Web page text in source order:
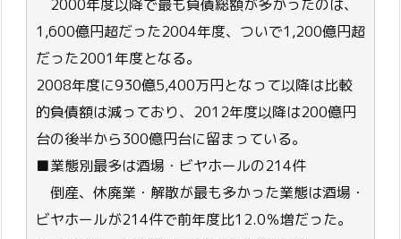
2000年度以降で最も負債総額が多かったのは、
1,600億円超だった2004年度、ついで1,200億円超
だった2001年度となる。
2008年度に930億5,400万円となって以降は比較
的負債額は減っており、2012年度以降は200億円
台の後半から300億円台に留まっている。
■業態別最多は酒場・ビヤホールの214件
倒産、休廃業・解散が最も多かった業態は酒場・
ビヤホールが214件で前年度比12.0％増だった。